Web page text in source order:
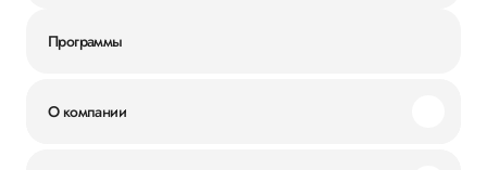
Программы
О компании